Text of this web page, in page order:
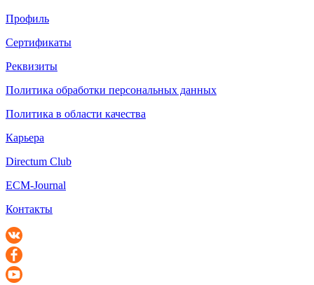
Профиль
Сертификаты
Реквизиты
Политика обработки персональных данных
Политика в области качества
Карьера
Directum Club
ECM-Journal
Контакты